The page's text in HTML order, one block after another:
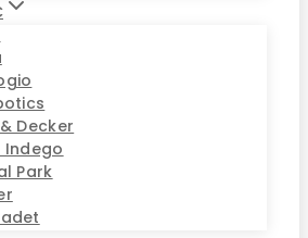
Decker
Indego
Park